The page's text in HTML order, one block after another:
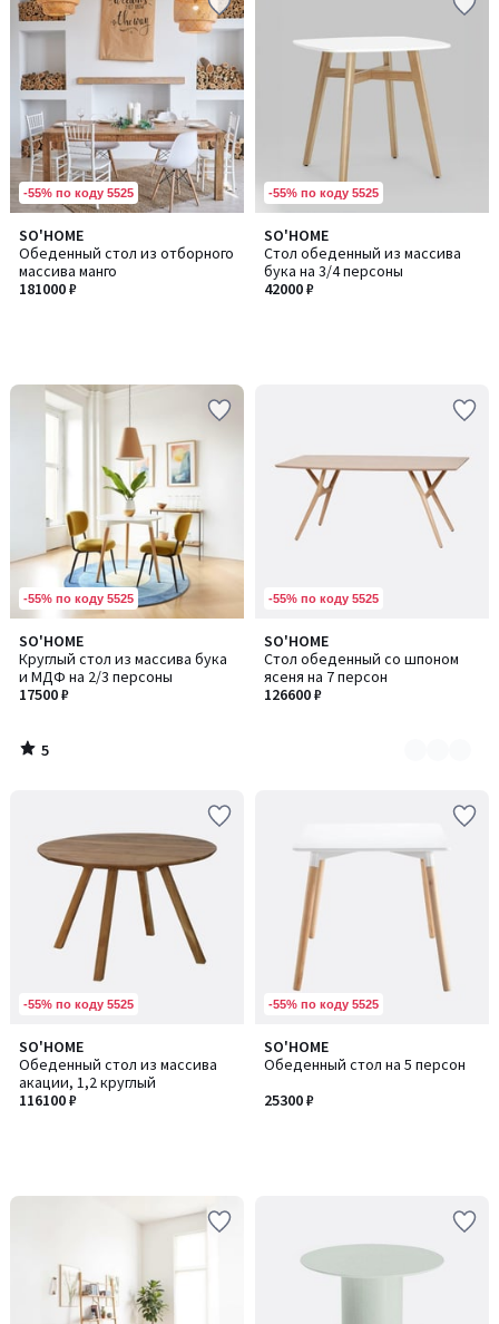
-55% по коду 5525
SO'HOME
Обеденный стол из отборного
массива манго
181000 ₽
-55% по коду 5525
SO'HOME
Стол обеденный из массива
бука на 3/4 персоны
42000 ₽
-55% по коду 5525
SO'HOME
Круглый стол из массива бука
и МДФ на 2/3 персоны
17500 ₽
5
/
5
5
/
-55% по коду 5525
SO'HOME
Стол обеденный со шпоном
ясеня на 7 персон
126600 ₽
Количество
цветов:
2
-55% по коду 5525
SO'HOME
Обеденный стол из массива
акации, 1,2 круглый
116100 ₽
-55% по коду 5525
SO'HOME
Обеденный стол на 5 персон
25300 ₽